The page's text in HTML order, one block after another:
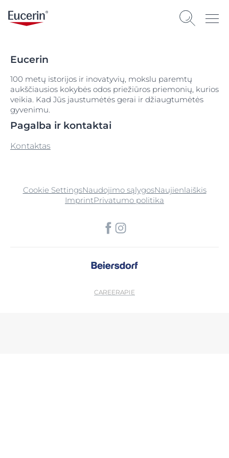
Eucerin
100 metų istorijos ir inovatyvių, mokslu paremtų
aukščiausios kokybės odos priežiūros priemonių, kurios
veikia. Kad Jūs jaustumėtės gerai ir džiaugtumėtės
gyvenimu.
Pagalba ir kontaktai
Kontaktas
Cookie SettingsNaudojimo sąlygosNaujienlaiškis
ImprintPrivatumo politika
CAREERAPIE